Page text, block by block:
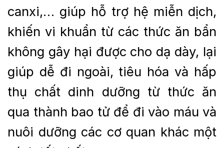
canxi,… giúp hỗ trợ hệ miễn dịch,
khiến vi khuẩn từ các thức ăn bẩn
không gây hại được cho dạ dày, lại
giúp dễ đi ngoài, tiêu hóa và hấp
thụ chất dinh dưỡng từ thức ăn
qua thành bao tử để đi vào máu và
nuôi dưỡng các cơ quan khác một